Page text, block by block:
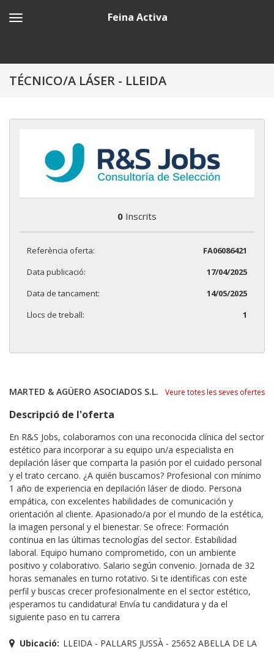
Feina Activa
TÉCNICO/A LÁSER - LLEIDA
0 Inscrits
Referència oferta:
FA06086421
Data publicació:
17/04/2025
Data de tancament:
14/05/2025
Llocs de treball:
1
MARTED & AGÜERO ASOCIADOS S.L. Veure totes les seves ofertes
Descripció de l'oferta
En R&S Jobs, colaboramos con una reconocida clínica del sector
estético para incorporar a su equipo un/a especialista en
depilación láser que comparta la pasión por el cuidado personal
y el trato cercano. ¿A quién buscamos? Profesional con mínimo
1 año de experiencia en depilación láser de diodo. Persona
empática, con excelentes habilidades de comunicación y
orientación al cliente. Apasionado/a por el mundo de la estética,
la imagen personal y el bienestar. Se ofrece: Formación
continua en las últimas tecnologías del sector. Estabilidad
laboral. Equipo humano comprometido, con un ambiente
positivo y colaborativo. Salario según convenio. Jornada de 32
horas semanales en turno rotativo. Si te identificas con este
perfil y buscas crecer profesionalmente en el sector estético,
¡esperamos tu candidatura! Envía tu candidatura y da el
siguiente paso en tu carrera
Ubicació: LLEIDA - PALLARS JUSSÀ - 25652 ABELLA DE LA